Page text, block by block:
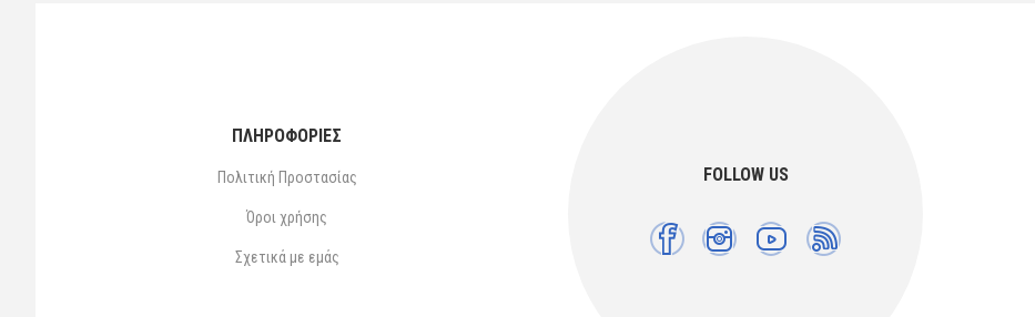
FOLLOW US
ΠΛΗΡΟΦΟΡΙΕΣ
Πολιτική Προστασίας
Όροι χρήσης
Σχετικά με εμάς